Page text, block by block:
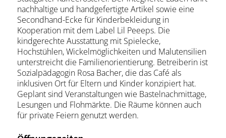
nachhaltige und handgefertigte Artikel sowie eine
Secondhand-Ecke für Kinderbekleidung in
Kooperation mit dem Label Lil Peeeps. Die
kindgerechte Ausstattung mit Spielecke,
Hochstühlen, Wickelmöglichkeiten und Malutensilien
unterstreicht die Familienorientierung. Betreiberin ist
Sozialpädagogin Rosa Bacher, die das Café als
inklusiven Ort für Eltern und Kinder konzipiert hat.
Geplant sind Veranstaltungen wie Bastelnachmittage,
Lesungen und Flohmärkte. Die Räume können auch
für private Feiern genutzt werden.